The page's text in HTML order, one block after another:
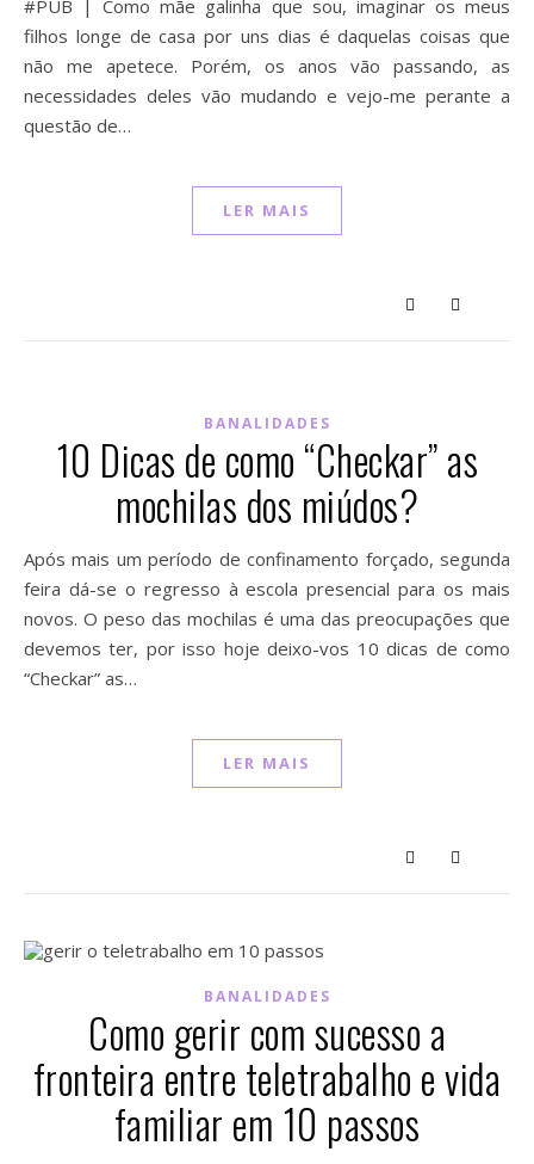
#PUB | Como mãe galinha que sou, imaginar os meus
filhos longe de casa por uns dias é daquelas coisas que
não me apetece. Porém, os anos vão passando, as
necessidades deles vão mudando e vejo-me perante a
questão de…
LER MAIS
BANALIDADES
10 Dicas de como “Checkar” as
mochilas dos miúdos?
Após mais um período de confinamento forçado, segunda
feira dá-se o regresso à escola presencial para os mais
novos. O peso das mochilas é uma das preocupações que
devemos ter, por isso hoje deixo-vos 10 dicas de como
“Checkar” as…
LER MAIS
BANALIDADES
Como gerir com sucesso a
fronteira entre teletrabalho e vida
familiar em 10 passos⁣